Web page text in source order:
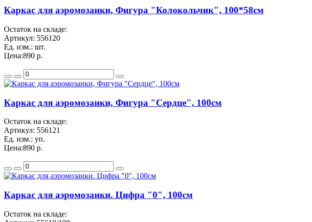
Каркас для аэромозаики, Фигура "Колокольчик", 100*58см
Остаток на складе:
Артикул: 556120
Ед. изм.: шт.
Цена:890 р.
Каркас для аэромозаики, Фигура "Сердце", 100см
Остаток на складе:
Артикул: 556121
Ед. изм.: уп.
Цена:890 р.
Каркас для аэромозаики. Цифра "0", 100см
Остаток на складе: